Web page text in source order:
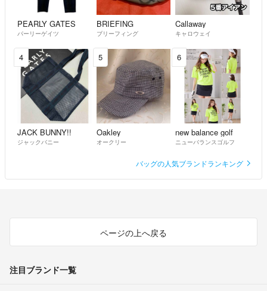
取引完了までスムーズなお取引を
宜しくお願い致します。m(_ _)m
PEARLY GATES
パーリーゲイツ
BRIEFING
ブリーフィング
Callaway
キャロウェイ
4
JACK BUNNY!!
ジャックバニー
5
Oakley
オークリー
6
new balance golf
ニューバランスゴルフ
バッグの人気ブランドランキング
ページの上へ戻る
注目ブランド一覧